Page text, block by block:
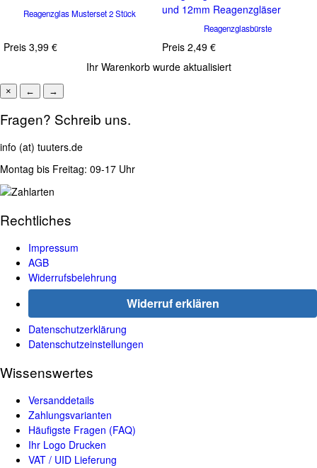
Reagenzglas Musterset 2 Stück
Preis 3,99 €
und 12mm Reagenzgläser
Reagenzglasbürste
Preis 2,49 €
Ihr Warenkorb wurde aktualisiert
× ← →
Fragen? Schreib uns.
info (at) tuuters.de
Montag bis Freitag: 09-17 Uhr
Rechtliches
Impressum
AGB
Widerrufsbelehrung
Widerruf erklären
Datenschutzerklärung
Datenschutzeinstellungen
Wissenswertes
Versanddetails
Zahlungsvarianten
Häufigste Fragen (FAQ)
Ihr Logo Drucken
VAT / UID Lieferung